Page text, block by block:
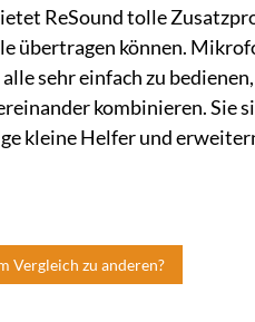
ReSound tolle
übertragen können.
sehr einfach zu
kombinieren. Sie
kleine Helfer und
Vergleich zu anderen?